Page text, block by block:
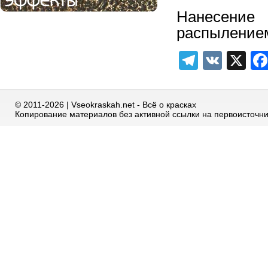
Нанесение
VK X
© 2011-2026 | Vseokraskah.net - Всё о красках
Копирование материалов без активной ссылки на